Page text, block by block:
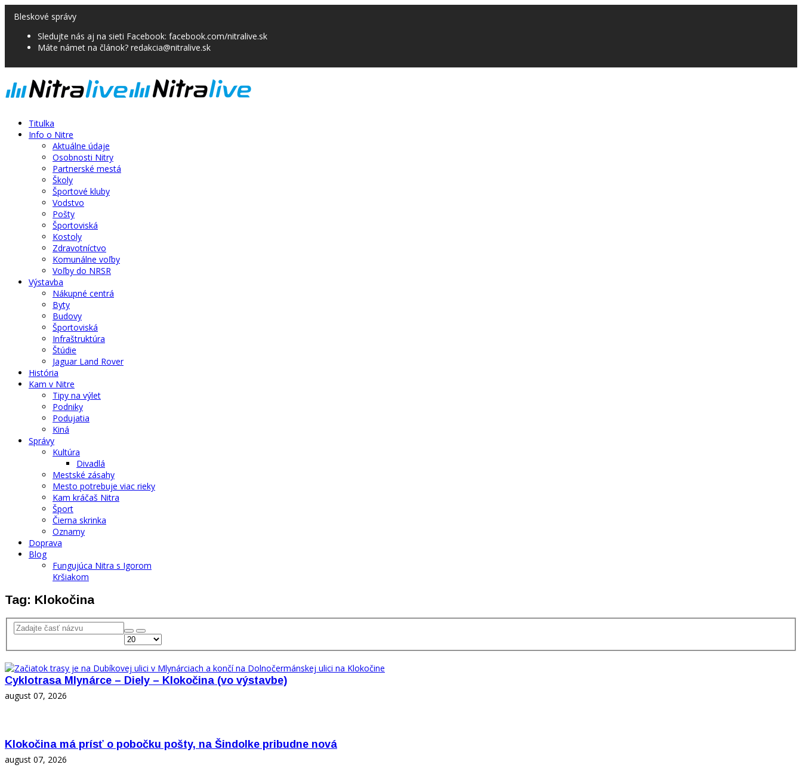
Bleskové správy
Sledujte nás aj na sieti Facebook: facebook.com/nitralive.sk
Máte námet na článok? redakcia@nitralive.sk
Titulka
Info o Nitre
Aktuálne údaje
Osobnosti Nitry
Partnerské mestá
Školy
Športové kluby
Vodstvo
Pošty
Športoviská
Kostoly
Zdravotníctvo
Komunálne voľby
Voľby do NRSR
Výstavba
Nákupné centrá
Byty
Budovy
Športoviská
Infraštruktúra
Štúdie
Jaguar Land Rover
História
Kam v Nitre
Tipy na výlet
Podniky
Podujatia
Kiná
Správy
Kultúra
Divadlá
Mestské zásahy
Mesto potrebuje viac rieky
Kam kráčaš Nitra
Šport
Čierna skrinka
Oznamy
Doprava
Blog
Fungujúca Nitra s Igorom
Kršiakom
Tag: Klokočina
Cyklotrasa Mlynárce – Diely – Klokočina (vo výstavbe)
august 07, 2026
Klokočina má prísť o pobočku pošty, na Šindolke pribudne nová
august 07, 2026